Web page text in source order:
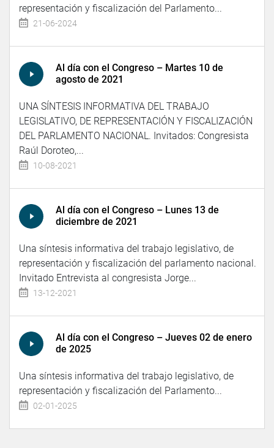
representación y fiscalización del Parlamento...
21-06-2024
Al día con el Congreso – Martes 10 de
agosto de 2021
UNA SÍNTESIS INFORMATIVA DEL TRABAJO
LEGISLATIVO, DE REPRESENTACIÓN Y FISCALIZACIÓN
DEL PARLAMENTO NACIONAL. Invitados: Congresista
Raúl Doroteo,...
10-08-2021
Al día con el Congreso – Lunes 13 de
diciembre de 2021
Una síntesis informativa del trabajo legislativo, de
representación y fiscalización del parlamento nacional.
Invitado Entrevista al congresista Jorge...
13-12-2021
Al día con el Congreso – Jueves 02 de enero
de 2025
Una síntesis informativa del trabajo legislativo, de
representación y fiscalización del Parlamento...
02-01-2025